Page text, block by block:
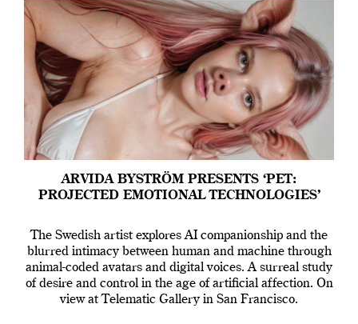
ARVIDA BYSTRÖM PRESENTS ‘PET:
PROJECTED EMOTIONAL TECHNOLOGIES’
The Swedish artist explores AI companionship and the
blurred intimacy between human and machine through
animal-coded avatars and digital voices. A surreal study
of desire and control in the age of artificial affection. On
view at Telematic Gallery in San Francisco.